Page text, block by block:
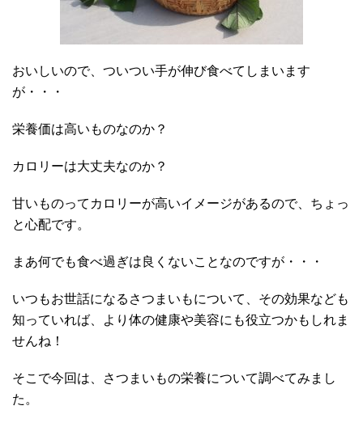
おいしいので、ついつい手が伸び食べてしまいます
が・・・
栄養価は高いものなのか？
カロリーは大丈夫なのか？
甘いものってカロリーが高いイメージがあるので、ちょっ
と心配です。
まあ何でも食べ過ぎは良くないことなのですが・・・
いつもお世話になるさつまいもについて、その効果なども
知っていれば、より体の健康や美容にも役立つかもしれま
せんね！
そこで今回は、さつまいもの栄養について調べてみまし
た。